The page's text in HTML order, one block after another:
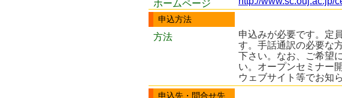
ホームページ
申込方法
方法
申込みが必要です。定
す。手話通訳の必要な
下さい。なお、ご希望
い。オープンセミナー
ウェブサイト等でお知
申込先・問合せ先